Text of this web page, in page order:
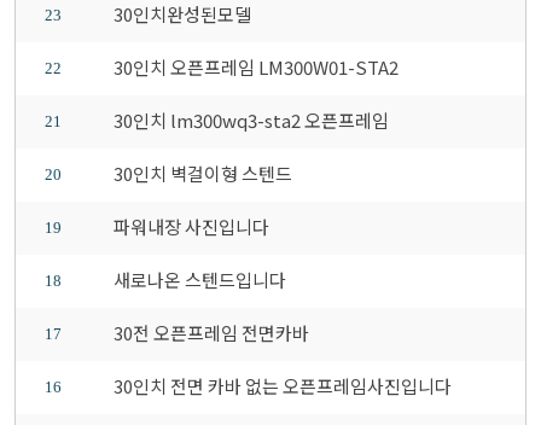
23 30인치완성된모델
22 30인치 오픈프레임 LM300W01-STA2
21 30인치 lm300wq3-sta2 오픈프레임
20 30인치 벽걸이형 스텐드
19 파워내장 사진입니다
18 새로나온 스텐드입니다
17 30전 오픈프레임 전면카바
16 30인치 전면 카바 없는 오픈프레임사진입니다